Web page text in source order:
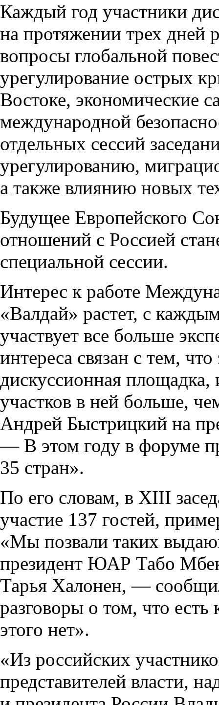
Каждый год участники
на протяжении трех дней
вопросы глобальной
урегулирование острых
Востоке, экономические
международной
отдельных сессий
урегулированию,
а также влиянию новых
Будущее Европейского
отношений с Россией
специальной сессии.
Интерес к работе
«Валдай» растет, с
участвует все больше
интереса связан с тем,
дискуссионная
участков в ней больше,
Андрей Быстрицкий на
— В этом году в форуме
35 стран».
По его словам, в XIII
участие 137 гостей,
«Мы позвали таких
президент ЮАР Табо
Тарья Халонен, —
разговоры о том, что
этого нет».
«Из российских
представителей власти,